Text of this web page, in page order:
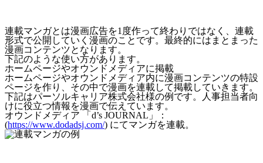
連載マンガとは漫画広告を1度作って終わりではなく、連載
形式で公開していく漫画のことです。最終的にはまとまった
漫画コンテンツとなります。
下記のような使い方があります。
ホームページやオウンドメディアに掲載
ホームページやオウンドメディア内に漫画コンテンツの特設
ページを作り、その中で漫画を連載して掲載していきます。
下記はパーソルキャリア株式会社様の例です。人事担当者向
けに役立つ情報を漫画で伝えています。
オウンドメディア 「d’s JOURNAL」：
(https://www.dodadsj.com/) にてマンガを連載。